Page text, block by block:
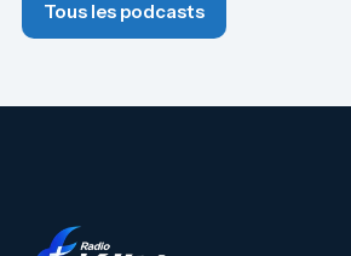
Tous les podcasts